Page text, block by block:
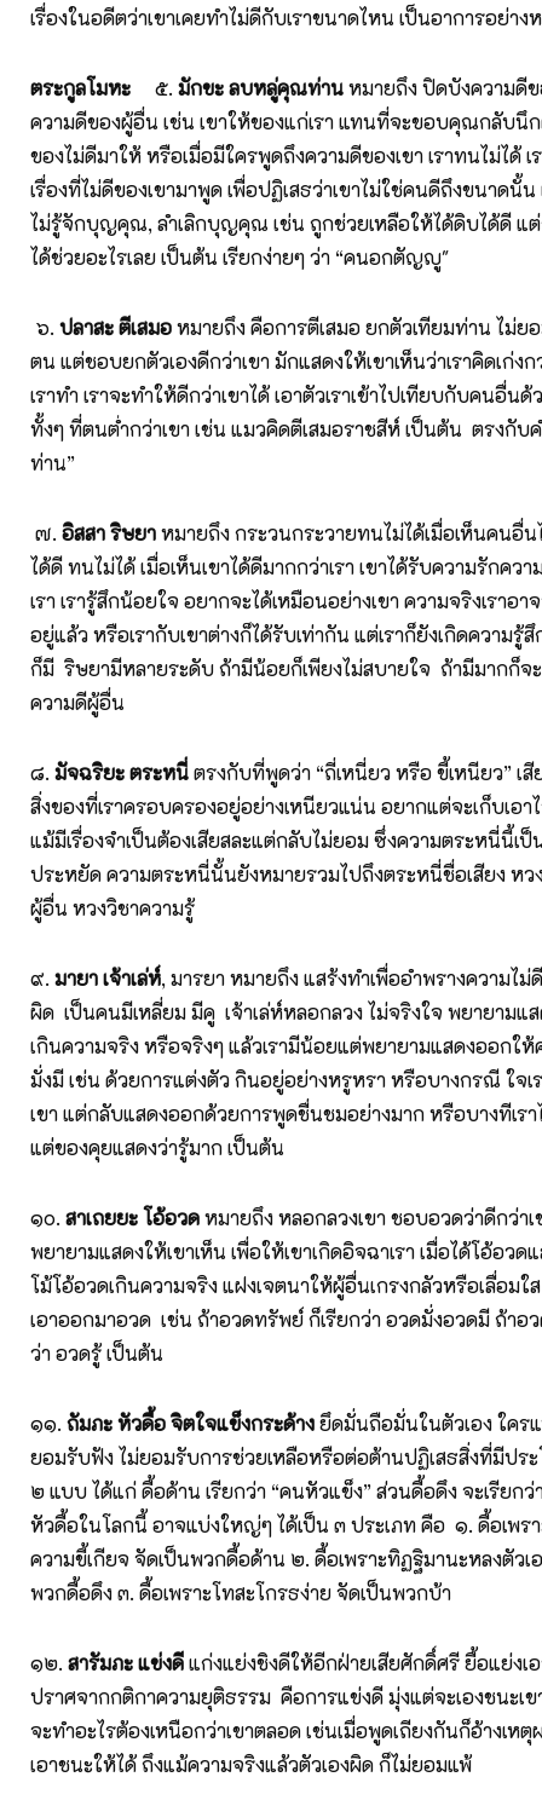
เรื่องในอดีตว่าเขาเคยทำไม่ดีกับเราขนาดไหน เป็นอาการอย่าง
ตระกูลโมหะ ๕. มักขะ ลบหลู่คุณท่านหมายถึง ปิดบังความดี
ความดีของผู้อื่น เช่น เขาให้ของแก่เรา แทนที่จะขอบคุณกลับนึก
ของไม่ดีมาให้ หรือเมื่อมีใครพูดถึงความดีของเขา เราทนไม่ได้
เรื่องที่ไม่ดีของเขามาพูด เพื่อปฏิเสธว่าเขาไม่ใช่คนดีถึงขนาดนั้
ไม่รู้จักบุญคุณ, ลำเลิกบุญคุณ เช่น ถูกช่วยเหลือให้ได้ดิบได้ดี แต่
ได้ช่วยอะไรเลย เป็นต้น เรียกง่ายๆ ว่า “คนอกตัญญู"
๖. ปลาสะ ตีเสมอหมายถึง คือการตีเสมอ ยกตัวเทียมท่าน ไม่ย
ตน แต่ชอบยกตัวเองดีกว่าเขา มักแสดงให้เขาเห็นว่าเราคิดเก่ง
เราทำ เราจะทำให้ดีกว่าเขาได้ เอาตัวเราเข้าไปเทียบกับคนอื่น
ทั้งๆ ที่ตนต่ำกว่าเขา เช่น แมวคิดตีเสมอราชสีห์ เป็นต้น ตรงกับ
ท่าน”
๗. อิสสา ริษยาหมายถึง กระวนกระวายทนไม่ได้เมื่อเห็นคนอื่น
ได้ดี ทนไม่ได้ เมื่อเห็นเขาได้ดีมากกว่าเรา เขาได้รับความรักควา
เรา เรารู้สึกน้อยใจ อยากจะได้เหมือนอย่างเขา ความจริงเราอา
อยู่แล้ว หรือเรากับเขาต่างก็ได้รับเท่ากัน แต่เราก็ยังเกิดความรู้
ก็มี ริษยามีหลายระดับ ถ้ามีน้อยก็เพียงไม่สบายใจ ถ้ามีมากก็จ
ความดีผู้อื่น
๘. มัจฉริยะ ตระหนี่ตรงกับที่พูดว่า “ถี่เหนี่ยว หรือ ขี้เหนียว” เ
สิ่งของที่เราครอบครองอยู่อย่างเหนียวแน่น อยากแต่จะเก็บเอา
แม้มีเรื่องจำเป็นต้องเสียสละแต่กลับไม่ยอม ซึ่งความตระหนี่นี้เป็
ประหยัด ความตระหนี่นั้นยังหมายรวมไปถึงตระหนี่ชื่อเสียง ห
ผู้อื่น หวงวิชาความรู้
๙. มายา เจ้าเล่ห์, มารยา หมายถึง แสร้งทำเพื่ออำพรางความไ
ผิด เป็นคนมีเหลี่ยม มีคู เจ้าเล่ห์หลอกลวง ไม่จริงใจ พยายามแ
เกินความจริง หรือจริงๆ แล้วเรามีน้อยแต่พยายามแสดงออกให้
มั่งมี เช่น ด้วยการแต่งตัว กินอยู่อย่างหรูหรา หรือบางกรณี ใจเ
เขา แต่กลับแสดงออกด้วยการพูดชื่นชมอย่างมาก หรือบางทีเรา
แต่ของคุยแสดงว่ารู้มาก เป็นต้น
๑๐. สาเถยยะ โอ้อวดหมายถึง หลอกลวงเขา ชอบอวดว่าดีกว่าเ
พยายามแสดงให้เขาเห็น เพื่อให้เขาเกิดอิจฉาเรา เมื่อได้โอ้อว
โม้โอ้อวดเกินความจริง แฝงเจตนาให้ผู้อื่นเกรงกลัวหรือเลื่อม
เอาออกมาอวด เช่น ถ้าอวดทรัพย์ ก็เรียกว่า อวดมั่งอวดมี ถ้าอ
ว่า อวดรู้ เป็นต้น
๑๑. ถัมภะ หัวดื้อ จิตใจแข็งกระด้างยึดมั่นถือมั่นในตัวเอง ใคร
ยอมรับฟัง ไม่ยอมรับการช่วยเหลือหรือต่อต้านปฏิเสธสิ่งที่มีปร
๒ แบบ ได้แก่ ดื้อด้าน เรียกว่า “คนหัวแข็ง” ส่วนดื้อดึง จะเรียก
หัวดื้อในโลกนี้ อาจแบ่งใหญ่ๆ ได้เป็น ๓ ประเภท คือ ๑. ดื้อเพร
ความขี้เกียจ จัดเป็นพวกดื้อด้าน ๒. ดื้อเพราะทิฏฐิมานะหลงตัวเ
พวกดื้อดึง ๓. ดื้อเพราะโทสะโกรธง่าย จัดเป็นพวกบ้า
๑๒. สารัมภะ แข่งดีแก่งแย่งชิงดีให้อีกฝ่ายเสียศักดิ์ศรี ยื้อแย่งเ
ปราศจากกติกาความยุติธรรม คือการแข่งดี มุ่งแต่จะเองชนะเ
จะทำอะไรต้องเหนือกว่าเขาตลอด เช่นเมื่อพูดเถียงกันก็อ้างเหตุ
เอาชนะให้ได้ ถึงแม้ความจริงแล้วตัวเองผิด ก็ไม่ยอมแพ้